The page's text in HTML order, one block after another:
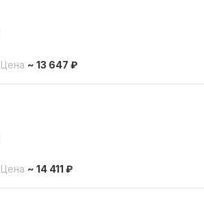
Цена ~ 13 647 ₽
Цена ~ 14 411 ₽